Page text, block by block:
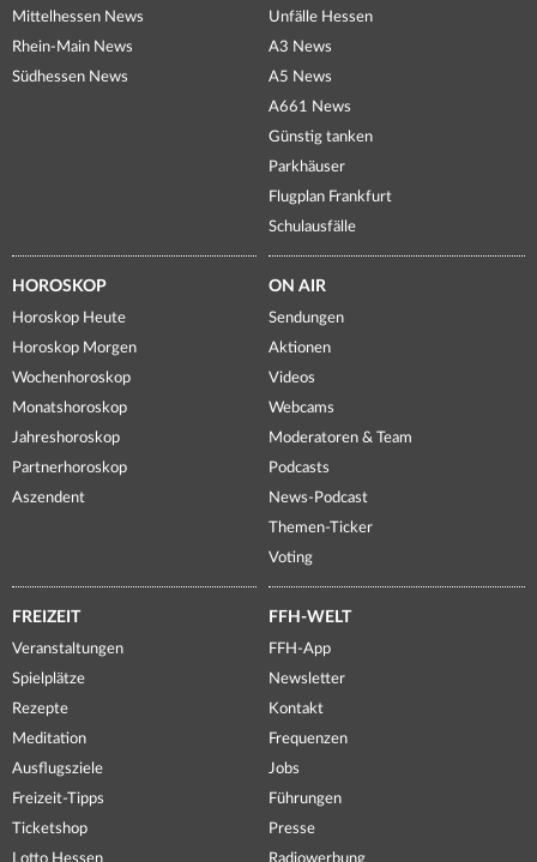
Mittelhessen News
Rhein-Main News
Südhessen News
Unfälle Hessen
A3 News
A5 News
A661 News
Günstig tanken
Parkhäuser
Flugplan Frankfurt
Schulausfälle
HOROSKOP
Horoskop Heute
Horoskop Morgen
Wochenhoroskop
Monatshoroskop
Jahreshoroskop
Partnerhoroskop
Aszendent
ON AIR
Sendungen
Aktionen
Videos
Webcams
Moderatoren & Team
Podcasts
News-Podcast
Themen-Ticker
Voting
FREIZEIT
Veranstaltungen
Spielplätze
Rezepte
Meditation
Ausflugsziele
Freizeit-Tipps
Ticketshop
Lotto Hessen
FFH-WELT
FFH-App
Newsletter
Kontakt
Frequenzen
Jobs
Führungen
Presse
Radiowerbung